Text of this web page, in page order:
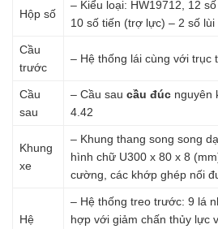
Hộp số
– Kiểu loại: HW19712, 12
10 số tiến (trợ lực) – 2 số lùi
Cầu
trước
– Hệ thống lái cùng với trục
Cầu
sau
– Cầu sau cầu đúc nguyên
4.42
Khung
xe
– Khung thang song song
hình chữ U300 x 80 x 8
cường, các khớp ghép nối
Hệ
– Hệ thống treo trước: 9 lá
hợp với giảm chấn thủy lực